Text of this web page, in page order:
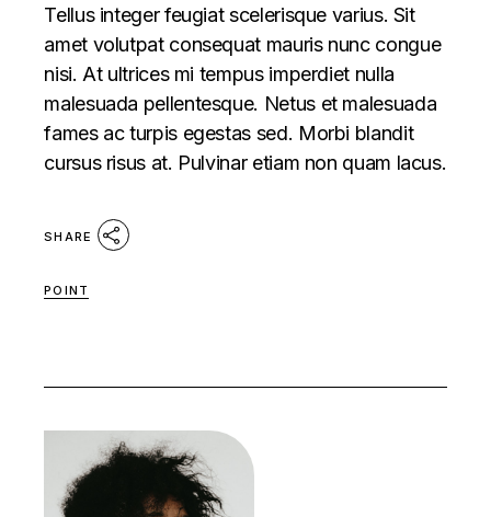
Tellus integer feugiat scelerisque varius. Sit
amet volutpat consequat mauris nunc congue
nisi. At ultrices mi tempus imperdiet nulla
malesuada pellentesque. Netus et malesuada
fames ac turpis egestas sed. Morbi blandit
cursus risus at. Pulvinar etiam non quam lacus.
SHARE
POINT